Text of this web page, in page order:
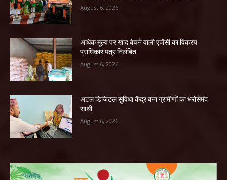
August 6, 2026
अधिक मूल्य पर खाद बेचने वाली एजेंसी का विक्रय
प्राधिकार पत्र निलंबित
August 6, 2026
अटल डिजिटल सुविधा केंद्र बना ग्रामीणों का भरोसेमंद
साथी
August 6, 2026